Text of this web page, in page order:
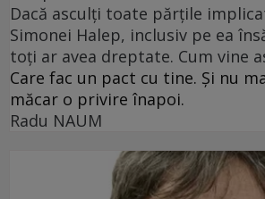
Dacă asculți toate părțile
Simonei Halep, inclusiv pe ea
toți ar avea dreptate. Cum vine
Care fac un pact cu tine. Și nu
măcar o privire înapoi.
Radu NAUM